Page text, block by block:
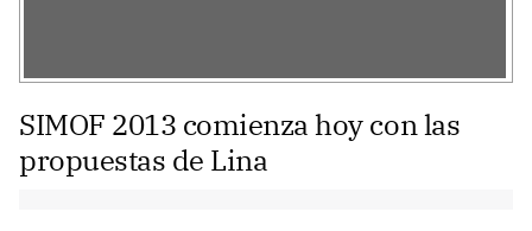
SIMOF 2013 comienza hoy con las
propuestas de Lina